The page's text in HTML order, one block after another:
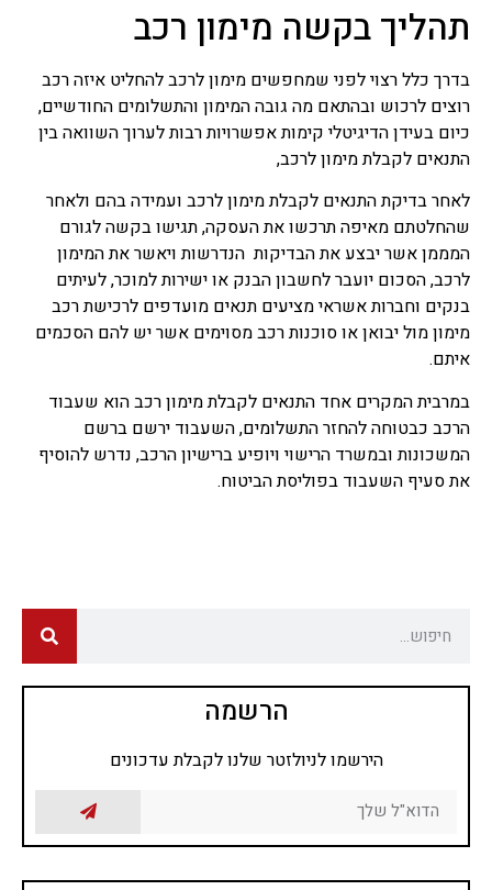
תהליך בקשה מימון רכב
בדרך כלל רצוי לפני שמחפשים מימון לרכב להחליט איזה רכב
רוצים לרכוש ובהתאם מה גובה המימון והתשלומים החודשיים,
כיום בעידן הדיגיטלי קימות אפשרויות רבות לערוך השוואה בין
התנאים לקבלת מימון לרכב,
לאחר בדיקת התנאים לקבלת מימון לרכב ועמידה בהם ולאחר
שהחלטתם מאיפה תרכשו את העסקה, תגישו בקשה לגורם
המממן אשר יבצע את הבדיקות הנדרשות ויאשר את המימון
לרכב, הסכום יועבר לחשבון הבנק או ישירות למוכר, לעיתים
בנקים וחברות אשראי מציעים תנאים מועדפים לרכישת רכב
מימון מול יבואן או סוכנות רכב מסוימים אשר יש להם הסכמים
איתם.
במרבית המקרים אחד התנאים לקבלת מימון רכב הוא שעבוד
הרכב כבטוחה להחזר התשלומים, השעבוד ירשם ברשם
המשכונות ובמשרד הרישוי ויופיע ברישיון הרכב, נדרש להוסיף
את סעיף השעבוד בפוליסת הביטוח.
הרשמה
הירשמו לניולזטר שלנו לקבלת עדכונים